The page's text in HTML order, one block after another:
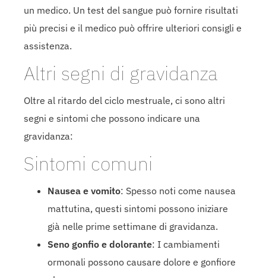
un medico. Un test del sangue può fornire risultati
più precisi e il medico può offrire ulteriori consigli e
assistenza.
Altri segni di gravidanza
Oltre al ritardo del ciclo mestruale, ci sono altri
segni e sintomi che possono indicare una
gravidanza:
Sintomi comuni
Nausea e vomito: Spesso noti come nausea
mattutina, questi sintomi possono iniziare
già nelle prime settimane di gravidanza.
Seno gonfio e dolorante: I cambiamenti
ormonali possono causare dolore e gonfiore